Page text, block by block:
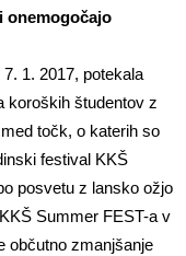
onemogočajo
1. 2017, potekala
koroških študentov z
točk, o katerih so
festival KKŠ
posvetu z lansko ožjo
Summer FEST-a v
občutno zmanjšanje